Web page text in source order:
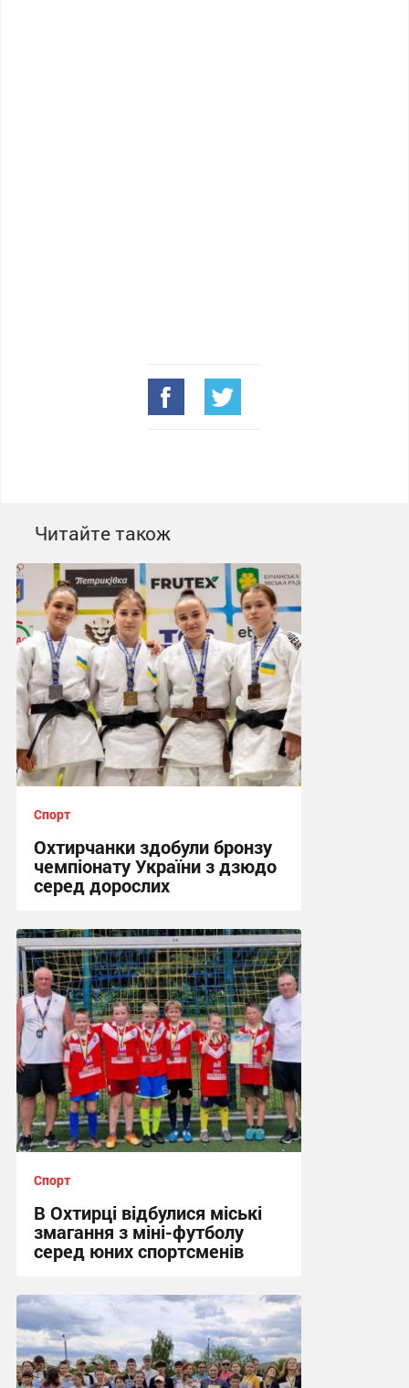
Читайте також
Спорт
Охтирчанки здобули бронзу
чемпіонату України з дзюдо
серед дорослих
12:25, 24.07.2026
Спорт
В Охтирці відбулися міські
змагання з міні-футболу
серед юних спортсменів
12:09, 15.06.2026